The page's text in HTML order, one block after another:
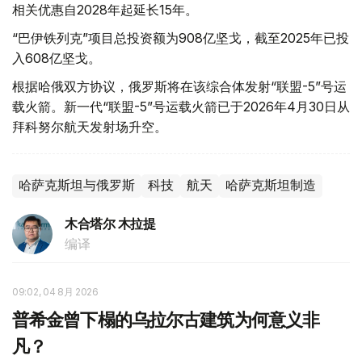
相关优惠自2028年起延长15年。
“巴伊铁列克”项目总投资额为908亿坚戈，截至2025年已投
入608亿坚戈。
根据哈俄双方协议，俄罗斯将在该综合体发射“联盟-5”号运
载火箭。新一代“联盟-5”号运载火箭已于2026年4月30日从
拜科努尔航天发射场升空。
哈萨克斯坦与俄罗斯 科技 航天 哈萨克斯坦制造
木合塔尔 木拉提
编译
09:02, 04 8月 2026
普希金曾下榻的乌拉尔古建筑为何意义非
凡？